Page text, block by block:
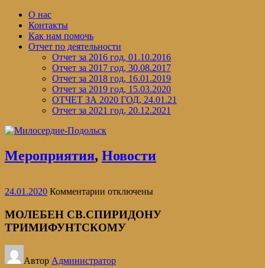
Перейти
содержимому
О нас
Контакты
Как нам помочь
Отчет по деятельности
Отчет за 2016 год, 01.10.2016
Отчет за 2017 год, 30.08.2017
Отчет за 2018 год, 16.01.2019
Отчет за 2019 год, 15.03.2020
ОТЧЕТ ЗА 2020 ГОД, 24.01.21
Отчет за 2021 год, 20.12.2021
Мероприятия, Новости
24.01.2020 Комментарии к
МОЛЕБЕН
СВ.СПИРИДОНУ
ТРИМИФУНТСКОМУ
отключены
МОЛЕБЕН СВ.СПИРИДОНУ
ТРИМИФУНТСКОМУ
Автор Администратор